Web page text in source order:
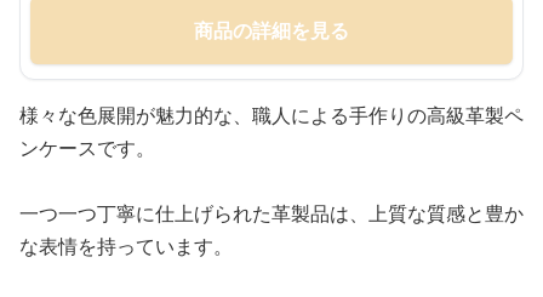
商品の詳細を見る
様々な色展開が魅力的な、職人による手作りの高級革製ペ
ンケースです。
一つ一つ丁寧に仕上げられた革製品は、上質な質感と豊か
な表情を持っています。